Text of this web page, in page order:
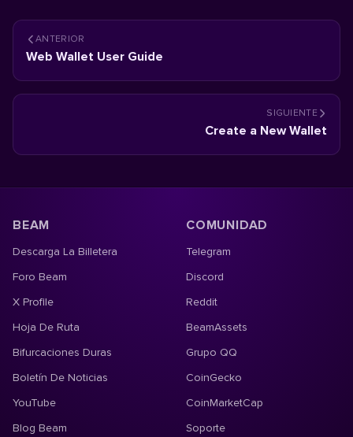
ANTERIOR
Web Wallet User Guide
SIGUIENTE
Create a New Wallet
BEAM
Descarga La Billetera
Foro Beam
X Profile
Hoja De Ruta
Bifurcaciones Duras
Boletín De Noticias
YouTube
Blog Beam
COMUNIDAD
Telegram
Discord
Reddit
BeamAssets
Grupo QQ
CoinGecko
CoinMarketCap
Soporte